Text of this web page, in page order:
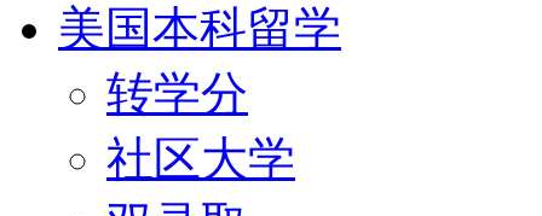
美国本科留学
转学分
社区大学